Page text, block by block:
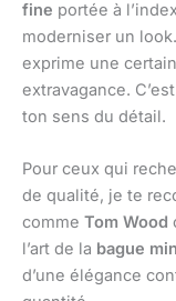
fine portée à
moderniser un look.
exprime une
extravagance.
ton sens du détail.
Pour ceux qui
de qualité, je te
comme Tom Wood
l’art de la bague
d’une élégance